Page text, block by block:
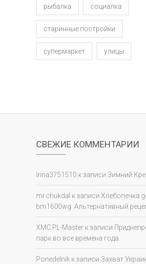
рыбалка социалка
старинные постройки
супермаркет улицы
СВЕЖИЕ КОММЕНТАРИИ
Irina3751510 к записи Зимний
mr.chukdal к записи Хлебопечка
bm1600wg. Альтернативный
XMC.PL-Master к записи
парк во все времена года.
Ponedelnik к записи Захват